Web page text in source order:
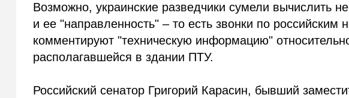
Возможно, украинские разведчики сумели вычислить
и ее "направленность" – то есть звонки по
комментируют "техническую информацию"
располагавшейся в здании ПТУ.
Российский сенатор Григорий Карасин, бывший